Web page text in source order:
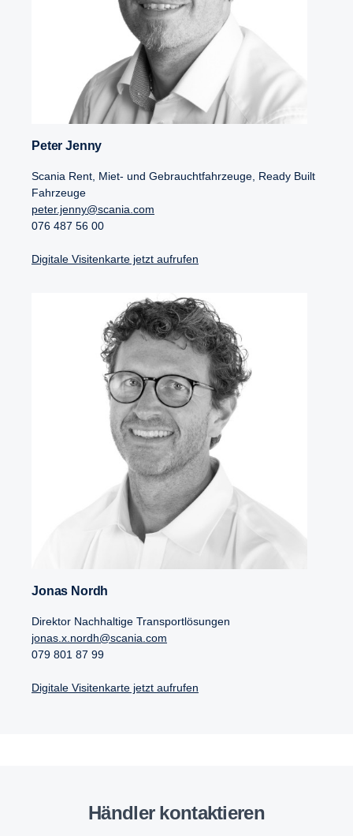
Peter Jenny
Scania Rent, Miet- und Gebrauchtfahrzeuge, Ready Built
Fahrzeuge
peter.jenny@scania.com
076 487 56 00
Digitale Visitenkarte jetzt aufrufen
Jonas Nordh
Direktor Nachhaltige Transportlösungen
jonas.x.nordh@scania.com
079 801 87 99
Digitale Visitenkarte jetzt aufrufen
Händler kontaktieren